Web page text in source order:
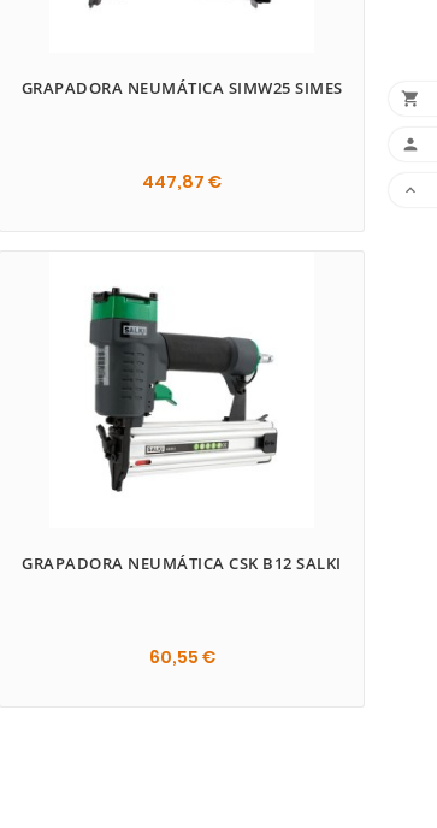
GRAPADORA NEUMÁTICA SIMW25 SIMES
447,87 €
GRAPADORA NEUMÁTICA CSK B12 SALKI
60,55 €


